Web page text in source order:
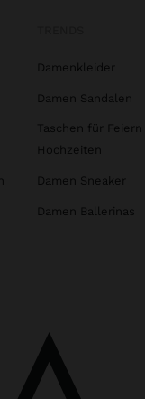
Damenkleider
Damen Sandalen
Taschen für Feiern
Hochzeiten
Damen Sneaker
Damen Ballerinas